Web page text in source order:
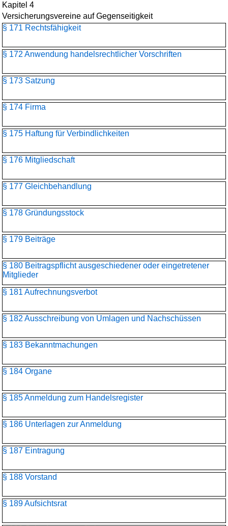
Kapitel 4
Versicherungsvereine auf Gegenseitigkeit
§ 171 Rechtsfähigkeit
§ 172 Anwendung handelsrechtlicher Vorschriften
§ 173 Satzung
§ 174 Firma
§ 175 Haftung für Verbindlichkeiten
§ 176 Mitgliedschaft
§ 177 Gleichbehandlung
§ 178 Gründungsstock
§ 179 Beiträge
§ 180 Beitragspflicht ausgeschiedener oder eingetretener
Mitglieder
§ 181 Aufrechnungsverbot
§ 182 Ausschreibung von Umlagen und Nachschüssen
§ 183 Bekanntmachungen
§ 184 Organe
§ 185 Anmeldung zum Handelsregister
§ 186 Unterlagen zur Anmeldung
§ 187 Eintragung
§ 188 Vorstand
§ 189 Aufsichtsrat